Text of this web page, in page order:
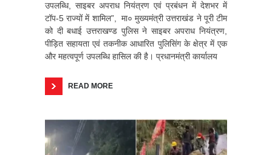
उपलब्धि, साइबर अपराध नियंत्रण एवं प्रबंधन में देशभर में
टॉप-5 राज्यों में शामिल”, मा० मुख्यमंत्री उत्तराखंड ने पूरी टीम
को दी बधाई उत्तराखण्ड पुलिस ने साइबर अपराध नियंत्रण,
पीड़ित सहायता एवं तकनीक आधारित पुलिसिंग के क्षेत्र में एक
और महत्वपूर्ण उपलब्धि हासिल की है। प्रधानमंत्री कार्यालय
READ MORE